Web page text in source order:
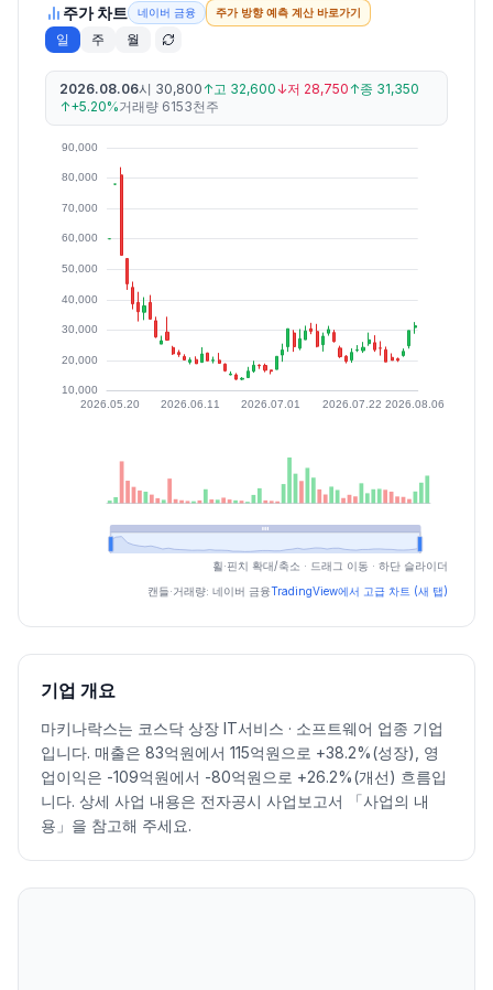
주가 차트 네이버 금융 주가 방향 예측 계산 바로가기
일 주 월
2026.08.06시 30,800 ↑고 32,600↓저 28,750 ↑종 31,350
↑+5.20%거래량 6153천주
최근 구간 일별 OHLCV (스크린 리더용)
고가 저가 종가 등락률%거래량
2026.07.03
217502550019520234009.86 10222167
2026.07.06
2450030400228003040029.916599131
2026.07.07
29000
2026.07.09
268003140026750296509.41 5712687
2026.07.10
30400323502860029600-0.17 3084271
2026.07.13
29500320002425024600-16.891948613
2026.07.14
251502915022900
휠·핀치 확대/축소 · 드래그 이동 · 하단 슬라이더
캔들·거래량: 네이버 금융TradingView에서 고급 차트 (새 탭)
기업 개요
마키나락스는 코스닥 상장 IT서비스 · 소프트웨어 업종 기업
입니다. 매출은 83억원에서 115억원으로 +38.2%(성장), 영
업이익은 -109억원에서 -80억원으로 +26.2%(개선) 흐름입
니다. 상세 사업 내용은 전자공시 사업보고서 「사업의 내
용」을 참고해 주세요.